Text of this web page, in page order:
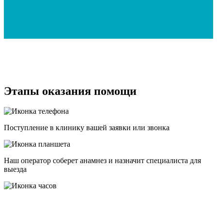
Этапы оказания помощи
Поступление в клинику вашей заявки или звонка
Наш оператор соберет анамнез и назначит специалиста для
выезда